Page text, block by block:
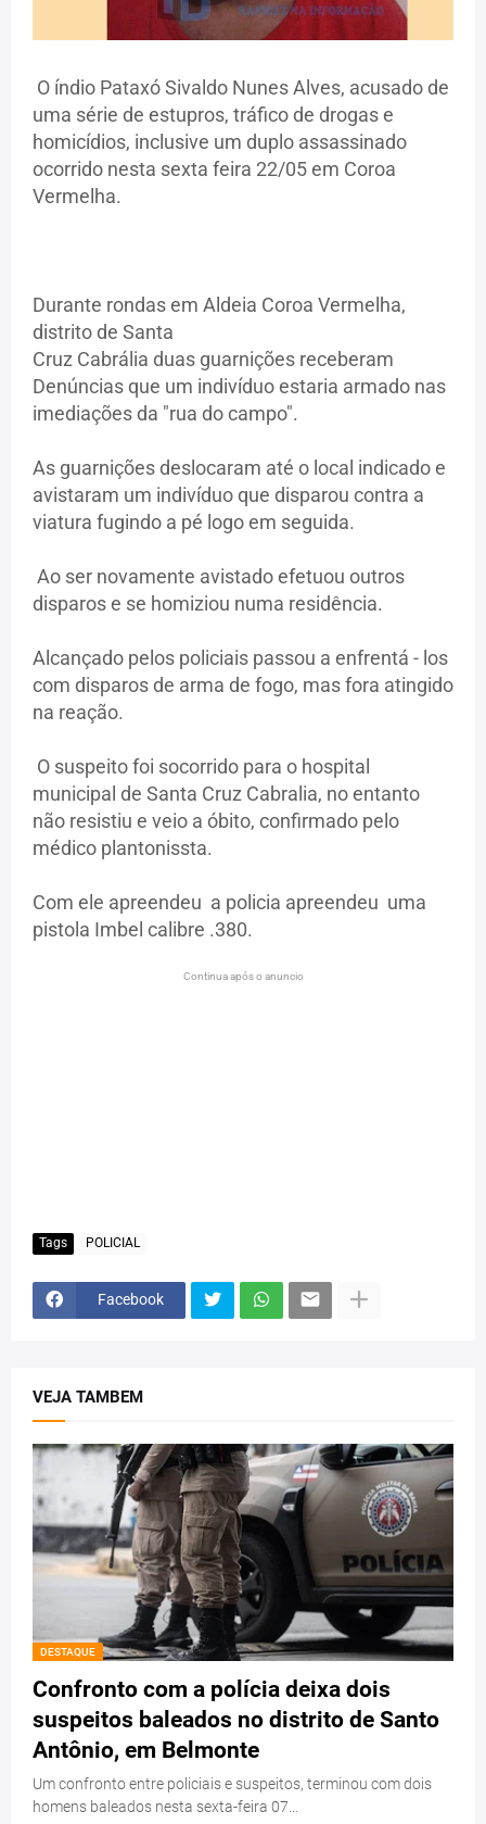
O índio Pataxó Sivaldo Nunes Alves, acusado de
uma série de estupros, tráfico de drogas e
homicídios, inclusive um duplo assassinado
ocorrido nesta sexta feira 22/05 em Coroa
Vermelha.
Durante rondas em Aldeia Coroa Vermelha,
distrito de Santa
Cruz Cabrália duas guarnições receberam
Denúncias que um indivíduo estaria armado nas
imediações da "rua do campo".
As guarnições deslocaram até o local indicado e
avistaram um indivíduo que disparou contra a
viatura fugindo a pé logo em seguida.
Ao ser novamente avistado efetuou outros
disparos e se homiziou numa residência.
Alcançado pelos policiais passou a enfrentá - los
com disparos de arma de fogo, mas fora atingido
na reação.
O suspeito foi socorrido para o hospital
municipal de Santa Cruz Cabralia, no entanto
não resistiu e veio a óbito, confirmado pelo
médico plantonissta.
Com ele apreendeu a policia apreendeu uma
pistola Imbel calibre .380.
Continua após o anuncio
Tags POLICIAL
Facebook
VEJA TAMBEM
DESTAQUE
Confronto com a polícia deixa dois
suspeitos baleados no distrito de Santo
Antônio, em Belmonte
Um confronto entre policiais e suspeitos, terminou com dois
homens baleados nesta sexta-feira 07…